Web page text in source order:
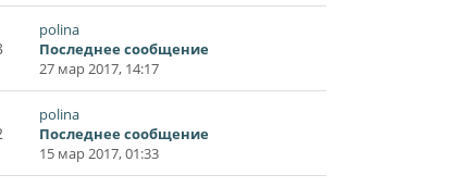
polina
Последнее сообщение
27 мар 2017, 14:17
polina
Последнее сообщение
15 мар 2017, 01:33